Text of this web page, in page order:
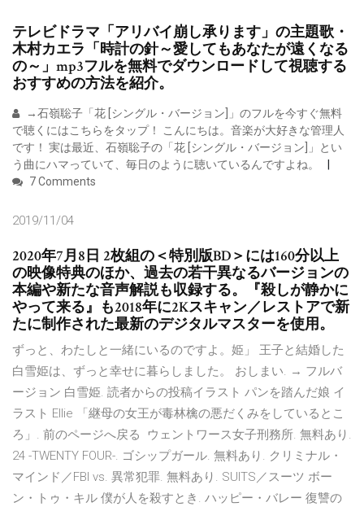
テレビドラマ「アリバイ崩し承ります」の主題歌・
木村カエラ「時計の針～愛してもあなたが遠くなる
の～」mp3フルを無料でダウンロードして視聴する
おすすめの方法を紹介。
→石嶺聡子「花 [シングル・バージョン]」のフルを今すぐ無料
で聴くにはこちらをタップ！ こんにちは。音楽が大好きな管理人
です！ 実は最近、石嶺聡子の「花 [シングル・バージョン]」とい
う曲にハマっていて、毎日のように聴いているんですよね。
7 Comments
2019/11/04
2020年7月8日 2枚組の＜特別版BD＞には160分以上
の映像特典のほか、過去の若干異なるバージョンの
本編や新たな音声解説も収録する。『殺しが静かに
やって来る』も2018年に2Kスキャン／レストアで新
たに制作された最新のデジタルマスターを使用。
ずっと、わたしと一緒にいるのですよ。姫」 王子と結婚した
白雪姫は、ずっと幸せに暮らしました。 おしまい. → フルバ
ージョン 白雪姫. 読者からの投稿イラスト パンを踏んだ娘 イ
ラスト Ellie 「継母の女王が毒林檎の悪だくみをしているとこ
ろ」. 前のページへ戻る ウェントワース女子刑務所. 無料あり.
24 -TWENTY FOUR-. ゴシップガール. 無料あり. クリミナル・
マインド／FBI vs. 異常犯罪. 無料あり. SUITS／スーツ ボー
ン・トゥ・キル 僕が人を殺すとき. ハッピー・バレー 復讐の